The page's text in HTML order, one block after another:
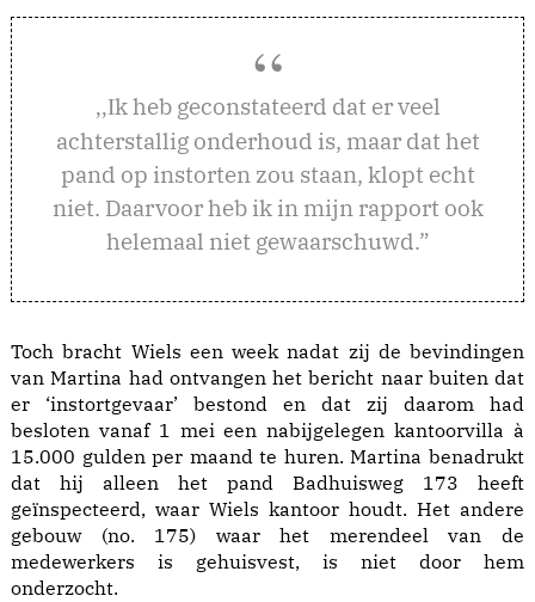
,,Ik heb geconstateerd dat er veel
achterstallig onderhoud is, maar dat het
pand op instorten zou staan, klopt echt
niet. Daarvoor heb ik in mijn rapport ook
helemaal niet gewaarschuwd.”
Toch bracht Wiels een week nadat zij de bevindingen
van Martina had ontvangen het bericht naar buiten dat
er ‘instortgevaar’ bestond en dat zij daarom had
besloten vanaf 1 mei een nabijgelegen kantoorvilla à
15.000 gulden per maand te huren. Martina benadrukt
dat hij alleen het pand Badhuisweg 173 heeft
geïnspecteerd, waar Wiels kantoor houdt. Het andere
gebouw (no. 175) waar het merendeel van de
medewerkers is gehuisvest, is niet door hem
onderzocht.